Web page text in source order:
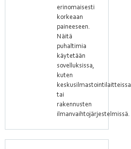
erinomaisesti
korkeaan
paineeseen.
Näitä
puhaltimia
käytetään
sovelluksissa,
kuten
keskusilmastointilaitteissa
tai
rakennusten
ilmanvaihtojärjestelmissä.